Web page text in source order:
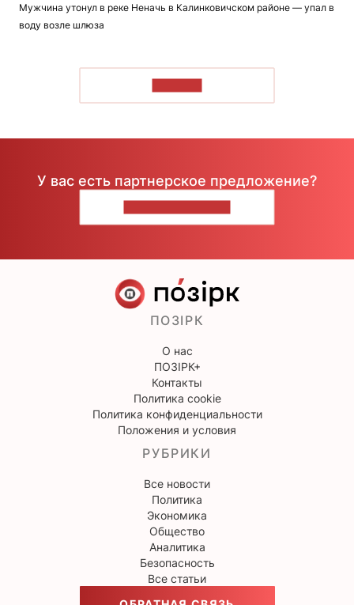
Мужчина утонул в реке Неначь в Калинковичском районе — упал в
воду возле шлюза
У вас есть партнерское предложение?
ПОЗІРК
О нас
ПОЗІРК+
Контакты
Политика cookie
Политика конфиденциальности
Положения и условия
РУБРИКИ
Все новости
Политика
Экономика
Общество
Аналитика
Безопасность
Все статьи